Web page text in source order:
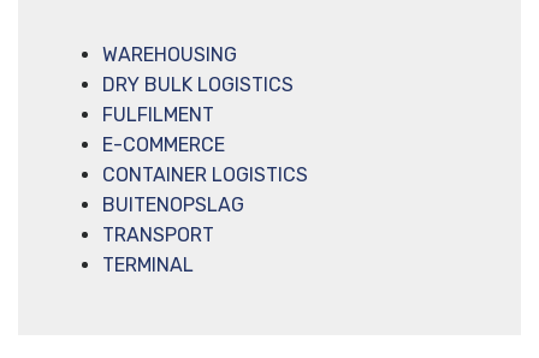
WAREHOUSING
DRY BULK LOGISTICS
FULFILMENT
E-COMMERCE
CONTAINER LOGISTICS
BUITENOPSLAG
TRANSPORT
TERMINAL